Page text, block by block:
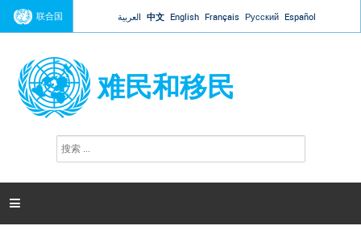
Jump to navigation
联合国 العربية 中文 English Français Русский Español
难民和移民
搜
索
